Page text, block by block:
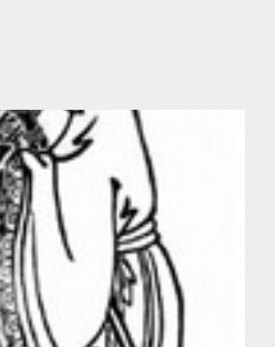
命学・易
た立命講
座